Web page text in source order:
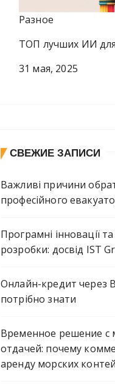
Разное
ТОП лучших ИИ
31 мая, 2025
СВЕЖИЕ ЗАПИСИ
Важливі причини
професійного
Програмні інновації
розробки: досвід IST
Онлайн-кредит через
потрібно знати
Временное решение с
отдачей: почему
аренду морских